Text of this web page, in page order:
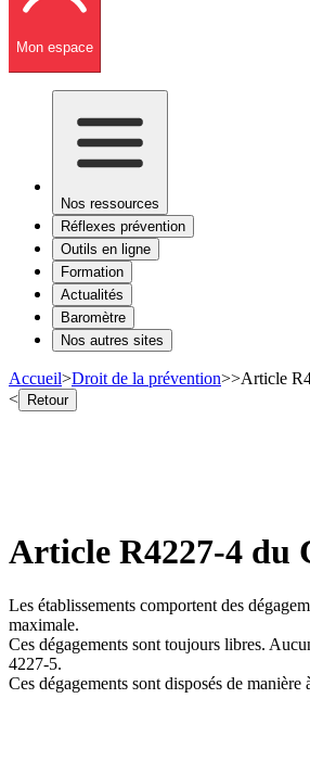
Mon espace
Nos ressources
Réflexes prévention
Outils en ligne
Formation
Actualités
Baromètre
Nos autres sites
Accueil>Droit de la prévention>>Article
< Retour
Article R4227-4 du
Les établissements comportent des
maximale.
Ces dégagements sont toujours libres.
4227-5.
Ces dégagements sont disposés de manière